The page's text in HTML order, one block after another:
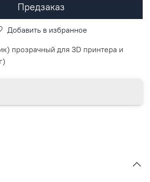
Предзаказ
Добавить в избранное
прозрачный для 3D принтера и